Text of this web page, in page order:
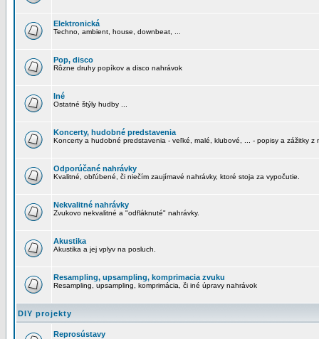
Elektronická
Techno, ambient, house, downbeat, ...
Pop, disco
Rôzne druhy popíkov a disco nahrávok
Iné
Ostatné štýly hudby ...
Koncerty, hudobné predstavenia
Koncerty a hudobné predstavenia - veľké, malé, klubové, ... - popisy a zážitky z
Odporúčané nahrávky
Kvalitné, obľúbené, či niečím zaujímavé nahrávky, ktoré stoja za vypočutie.
Nekvalitné nahrávky
Zvukovo nekvalitné a "odfláknuté" nahrávky.
Akustika
Akustika a jej vplyv na posluch.
Resampling, upsampling, komprimacia zvuku
Resampling, upsampling, komprimácia, či iné úpravy nahrávok
DIY projekty
Reprosústavy